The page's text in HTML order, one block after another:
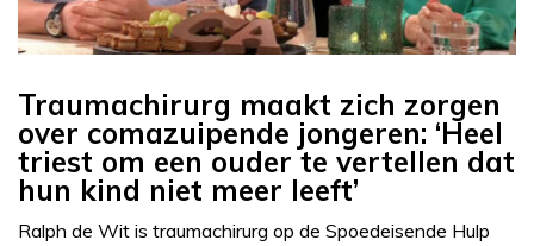
Traumachirurg maakt zich zorgen
over comazuipende jongeren: ‘Heel
triest om een ouder te vertellen dat
hun kind niet meer leeft’
Ralph de Wit is traumachirurg op de Spoedeisende Hulp